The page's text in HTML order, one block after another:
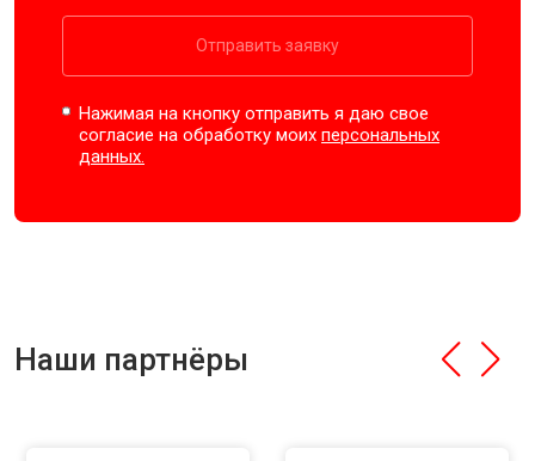
Отправить заявку
Нажимая на кнопку отправить я даю свое
согласие на обработку моихперсональных
данных.
Наши партнёры